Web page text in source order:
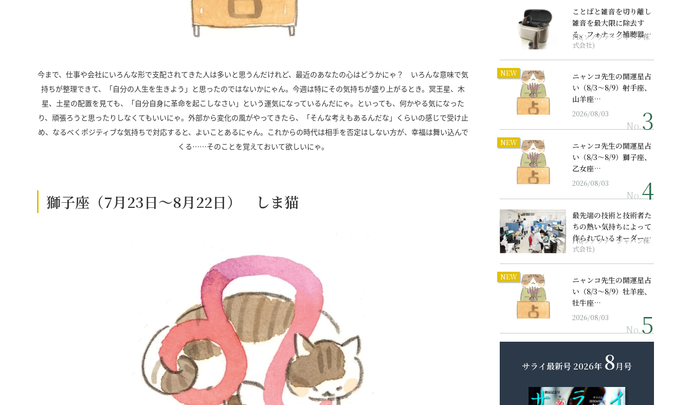
今まで、仕事や会社にいろんな形で支配されてきた人は多いと思うんだけれど、最近のあなたの心はどうかにゃ？ いろんな意味で気
持ちが整理できて、「自分の人生を生きよう」と思ったのではないかにゃん。今週は特にその気持ちが盛り上がるとき。冥王星、木
星、土星の配置を見ても、「自分自身に革命を起こしなさい」という運気になっているんだにゃ。といっても、何かやる気になった
り、頑張ろうと思ったりしなくてもいいにゃ。外部から変化の風がやってきたら、「そんな考えもあるんだな」くらいの感じで受け止
め、なるべくポジティブな気持ちで対応すると、よいことあるにゃん。これからの時代は相手を否定はしない方が、幸福は舞い込んで
くる……そのことを覚えておいて欲しいにゃ。
獅子座（7月23日～8月22日） しま猫
ことばと雑音を切り離し
雑音を最大限に除去す
る、フォナック補聴器の
最上位モデル
PR(ソノヴァ・ジャパン株
式会社)
NEW
ニャンコ先生の開運星占
い（8/3～8/9）射手座、
山羊座…
2026/08/03
No.
NEW
ニャンコ先生の開運星占
い（8/3～8/9）獅子座、
乙女座…
2026/08/03
No.
最先端の技術と技術者た
ちの熱い気持ちによって
作られているオーダーメ
イド補聴器
PR(ソノヴァ・ジャパン株
式会社)
NEW
ニャンコ先生の開運星占
い（8/3～8/9）牡羊座、
牡牛座…
2026/08/03
No.
サライ最新号 2026年 8月号